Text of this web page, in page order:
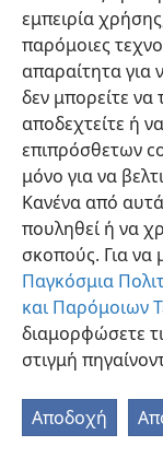
εμπειρία
παρόμοιες
απαραίτητα για
δεν μπορείτε
αποδεχτείτε ή
επιπρόσθετων
μόνο για να
Κανένα από
πουληθεί ή να
σκοπούς. Για να
Παγκόσμια
και Παρόμοιων
διαμορφώσετε
στιγμή
Αποδοχή
αζύμου άρτου
έχουν τη
πνευματικοί
συγκληρονόμοι
λέγεται την
κατανοούν όλοι
υπηρετούν τον
του με το
λατρείας, τη
από
προσδιώριζε ως
δαιμονίων», και
στενή ενότητα
αφιερωμένων
ο καιρός που ο
«εις ενότητα . . .
2:12,ΜΝΚ·Ιωάν.